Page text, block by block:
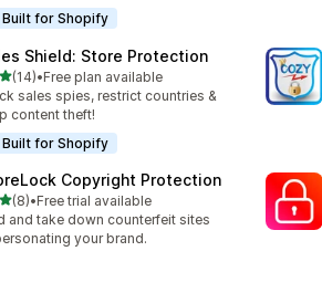
Built for Shopify
Shield: Store Protection
z 5 hvězd
(14)počet recenzí: 14
•Free plan available
sales spies, restrict countries &
content theft!
Built for Shopify
Copyright Protection
z 5 hvězd
(8) počet recenzí: 8
•Free trial available
and take down counterfeit sites
your brand.